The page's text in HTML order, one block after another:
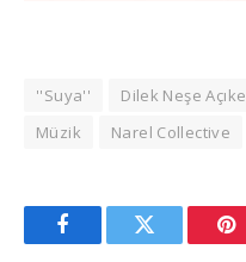
''Suya'' Dilek Neşe
Müzik
Narel Collective
FacebookTwitter